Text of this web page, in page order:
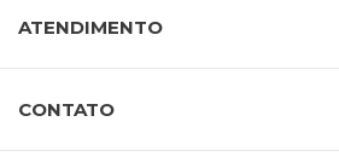
ATENDIMENTO
CONTATO